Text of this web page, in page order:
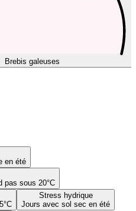
Brebis galeuses
en été
pas sous 20°C
Stress hydrique
Jours avec sol sec en été